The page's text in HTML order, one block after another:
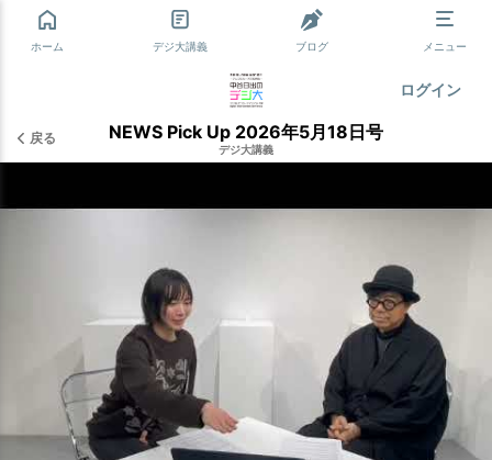
ホーム デジ大講義 ブログ メニュー
ログイン
戻る NEWS Pick Up 2026年5月18日号
デジ大講義